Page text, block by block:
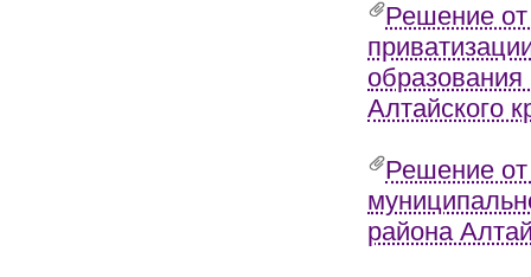
Решение
образования
Алтайского
Решение
района